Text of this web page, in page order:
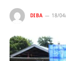
DIBA 18/